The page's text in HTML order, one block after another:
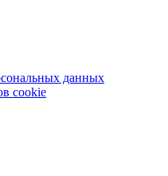
данных
cookie